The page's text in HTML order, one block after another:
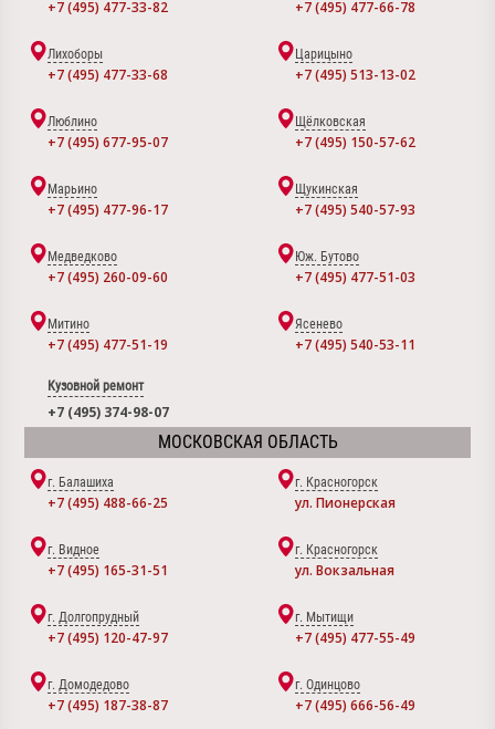
+7 (495) 477-33-82 +7 (495) 477-66-78
Лихоборы
+7 (495) 477-33-68
Царицыно
+7 (495) 513-13-02
Люблино
+7 (495) 677-95-07
Щёлковская
+7 (495) 150-57-62
Марьино
+7 (495) 477-96-17
Щукинская
+7 (495) 540-57-93
Медведково
+7 (495) 260-09-60
Юж. Бутово
+7 (495) 477-51-03
Митино
+7 (495) 477-51-19
Ясенево
+7 (495) 540-53-11
Кузовной ремонт
+7 (495) 374-98-07
МОСКОВСКАЯ ОБЛАСТЬ
г. Балашиха
+7 (495) 488-66-25
г. Красногорск
ул. Пионерская
г. Видное
+7 (495) 165-31-51
г. Красногорск
ул. Вокзальная
г. Долгопрудный
+7 (495) 120-47-97
г. Мытищи
+7 (495) 477-55-49
г. Домодедово
+7 (495) 187-38-87
г. Одинцово
+7 (495) 666-56-49